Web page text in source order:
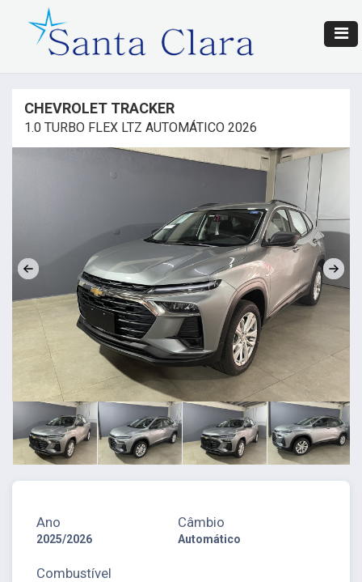
CHEVROLET TRACKER
1.0 TURBO FLEX LTZ AUTOMÁTICO 2026
Ano
2025/2026
Câmbio
Automático
Combustível